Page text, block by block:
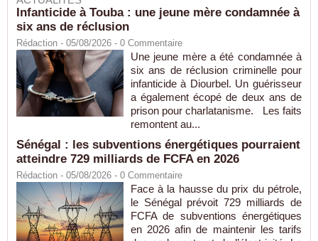
Infanticide à Touba : une jeune mère condamnée à
six ans de réclusion
Rédaction - 05/08/2026 - 0 Commentaire
Une jeune mère a été condamnée à
six ans de réclusion criminelle pour
infanticide à Diourbel. Un guérisseur
a également écopé de deux ans de
prison pour charlatanisme. Les faits
remontent au...
Sénégal : les subventions énergétiques pourraient
atteindre 729 milliards de FCFA en 2026
Rédaction - 05/08/2026 - 0 Commentaire
Face à la hausse du prix du pétrole,
le Sénégal prévoit 729 milliards de
FCFA de subventions énergétiques
en 2026 afin de maintenir les tarifs